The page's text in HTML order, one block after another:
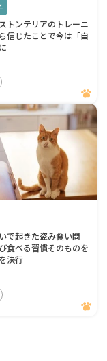
トンテリアのトレーニ
信じたことで今は「自
で起きた盗み食い問
べる習慣そのものを
決行